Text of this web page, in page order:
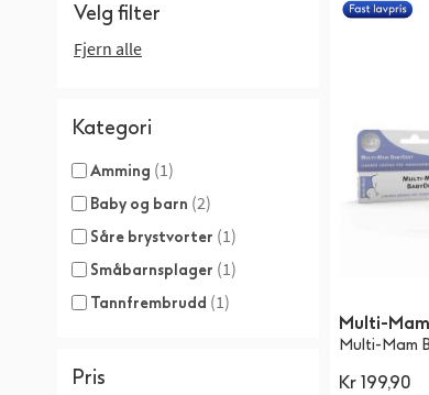
Velg filter
Fjern alle
Kategori
Amming (1)
Baby og barn (2)
Såre brystvorter (1)
Småbarnsplager (1)
Tannfrembrudd (1)
Pris
Multi-Mam
Multi-Mam
Kr 199,90